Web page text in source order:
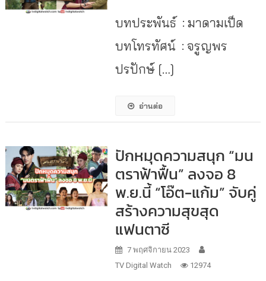
บทประพันธ์ : มาดามเป็ด
บทโทรทัศน์ : จรูญพร
ปรปักษ์ […]
อ่านต่อ
ปักหมุดความสนุก “มน
ตราฟ้าฟื้น” ลงจอ 8
พ.ย.นี้ “โอ๊ต-แก้ม” จับคู่
สร้างความสุขสุด
แฟนตาซี
7 พฤศจิกายน 2023
TV Digital Watch
12974